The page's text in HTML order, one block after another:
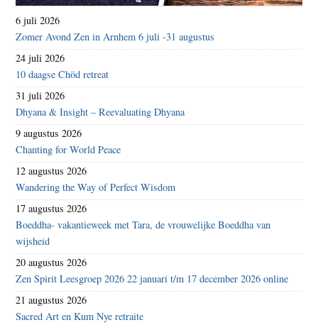
6 juli 2026
Zomer Avond Zen in Arnhem 6 juli -31 augustus
24 juli 2026
10 daagse Chöd retreat
31 juli 2026
Dhyana & Insight – Reevaluating Dhyana
9 augustus 2026
Chanting for World Peace
12 augustus 2026
Wandering the Way of Perfect Wisdom
17 augustus 2026
Boeddha- vakantieweek met Tara, de vrouwelijke Boeddha van
wijsheid
20 augustus 2026
Zen Spirit Leesgroep 2026 22 januari t/m 17 december 2026 online
21 augustus 2026
Sacred Art en Kum Nye retraite